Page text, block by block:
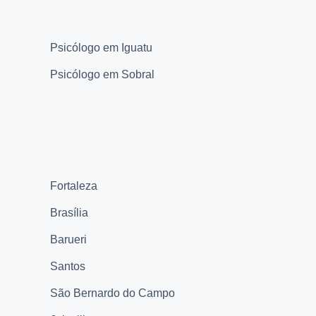
Psicólogo em Iguatu
Psicólogo em Sobral
Fortaleza
Brasília
Barueri
Santos
São Bernardo do Campo